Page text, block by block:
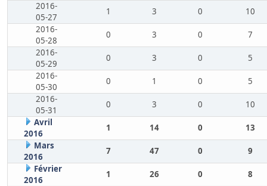
2016-
05-27
1 3 0
10
2016-
05-28
0 3 0
7
2016-
05-29
0 3 0
5
2016-
05-30
0 1 0
5
2016-
05-31
0 3 0
10
Avril
2016
1 14 0
13
Mars
2016
7 47 0
9
Février
2016
1 26 0
8